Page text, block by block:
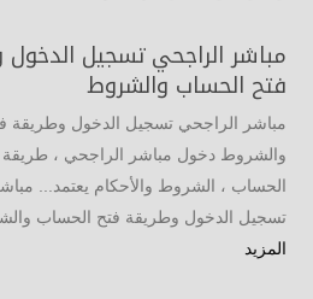
مباشر الراجحي تسجيل
فتح الحساب والشروط
مباشر الراجحي تسجيل الدخول وطريقة
والشروط دخول مباشر الراجحي ، طريقة
الحساب ، الشروط والأحكام يعتمد...
تسجيل الدخول وطريقة فتح الحساب
المزيد